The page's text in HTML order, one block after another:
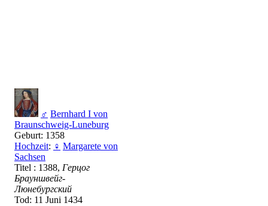
♂ Bernhard I von
Braunschweig-Luneburg
Geburt: 1358
Hochzeit: ♀ Margarete von
Sachsen
Titel : 1388, Герцог
Брауншвейг-
Люнебургский
Tod: 11 Juni 1434